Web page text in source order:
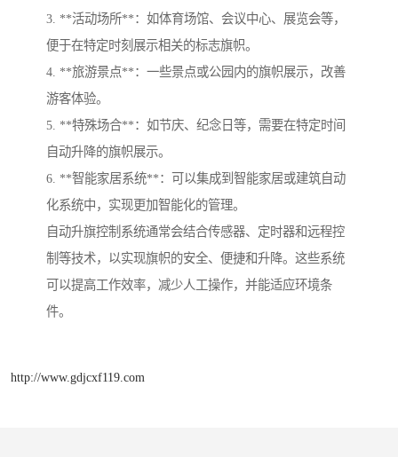
3. **活动场所**：如体育场馆、会议中心、展览会等，
便于在特定时刻展示相关的标志旗帜。
4. **旅游景点**：一些景点或公园内的旗帜展示，改善
游客体验。
5. **特殊场合**：如节庆、纪念日等，需要在特定时间
自动升降的旗帜展示。
6. **智能家居系统**：可以集成到智能家居或建筑自动
化系统中，实现更加智能化的管理。
自动升旗控制系统通常会结合传感器、定时器和远程控
制等技术，以实现旗帜的安全、便捷和升降。这些系统
可以提高工作效率，减少人工操作，并能适应环境条
件。
http://www.gdjcxf119.com